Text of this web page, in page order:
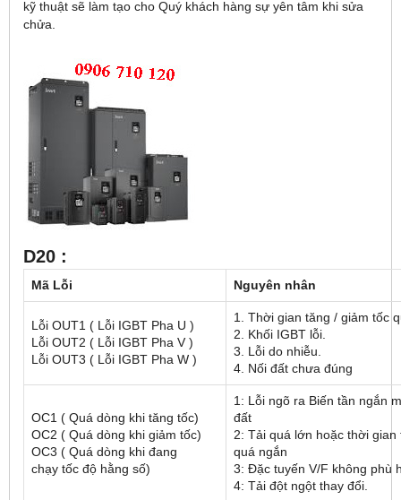
kỹ thuật sẽ làm tạo cho Quý khách hàng sự yên tâm khi sửa
chửa.
D20 :
Mã Lỗi Nguyên nhân
Lỗi OUT1 ( Lỗi IGBT Pha U )
Lỗi OUT2 ( Lỗi IGBT Pha V )
Lỗi OUT3 ( Lỗi IGBT Pha W )
1. Thời gian tăng / giảm tốc
2. Khối IGBT lỗi.
3. Lỗi do nhiễu.
4. Nối đất chưa đúng
OC1 ( Quá dòng khi tăng tốc)
OC2 ( Quá dòng khi giảm tốc)
OC3 ( Quá dòng khi đang
chạy tốc độ hằng số)
1: Lỗi ngõ ra Biến tần ngắn
đất
2: Tải quá lớn hoặc thời gian
quá ngắn
3: Đặc tuyến V/F không phù
4: Tải đột ngột thay đổi.